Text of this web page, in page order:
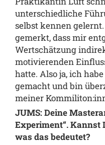
unterschiedliche
selbst kennen
gemerkt, dass mir
Wertschätzung
motivierenden
hatte. Also ja, ich
gemacht und bin
meiner
JUMS: Deine
Experiment“. Kannst
was das bedeutet?